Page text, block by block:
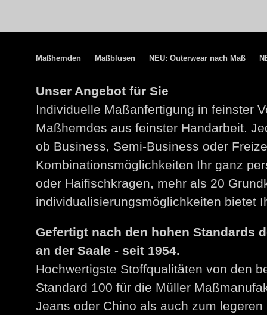
Maßhemden Maßblusen NEU: Outerwear nach Maß
Unser Angebot für Sie
Individuelle Maßanfertigung in feinster
Maßhemdes aus feinster Handarbeit.
ob Business, Semi-Business oder
Kombinationsmöglichkeiten Ihr ganz
oder Haifischkragen, mehr als 20
individualisierungsmöglichkeiten bietet
Gefertigt nach den hohen Standards
an der Saale - seit 1954.
Hochwertigste Stoffqualitäten von den
Standard 100 für die Müller
Jeans oder Chino als auch zum